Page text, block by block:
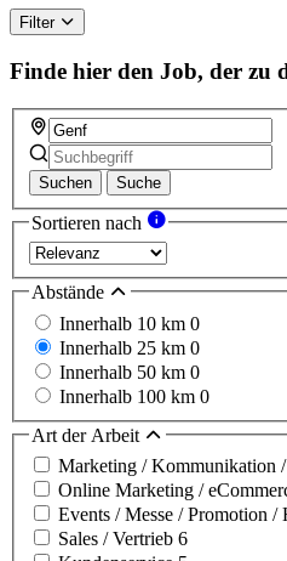
Filter
Finde hier den Job, der zu
Suchen Suche
Sortieren nach
Abstände
Innerhalb 10 km 0
Innerhalb 25 km 0
Innerhalb 50 km 0
Innerhalb 100 km 0
Art der Arbeit
Marketing / Kommunikation
Online Marketing /
Events / Messe / Promotion /
Sales / Vertrieb 6